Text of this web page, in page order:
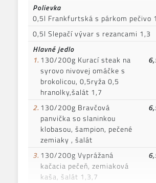
Polievka
0,5l Frankfurtská s párkom pečivo
0,5l Slepačí vývar s rezancami 1,3
Hlavné jedlo
1. 130/200g Kurací steak na
syrovo nivovej omáčke s
brokolicou, 0,5ryža 0,5
hranolky,šalát 1,7
2. 130/200g Bravčová
panvička so slaninkou
klobasou, šampion, pečené
zemiaky , šalát
3. 130/200g Vyprážaná
kačacia pečeň, zemiaková
kaša, šalát 1,3,7